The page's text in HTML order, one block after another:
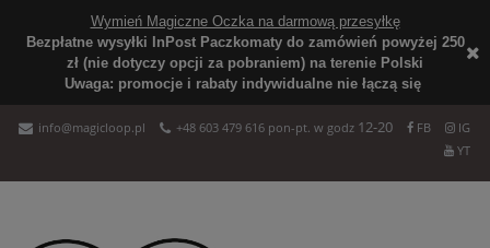
Wymień Magiczne Oczka na darmową przesyłkę
Bezpłatne wysyłki InPost Paczkomaty do zamówień powyżej 250
zł (nie dotyczy opcji za pobraniem) na terenie Polski
Uwaga: promocje i rabaty indywidualne nie łączą się
info@magicloop.pl +48 603 479 616 pon-pt. w godz 12-20 FB
IG
YT